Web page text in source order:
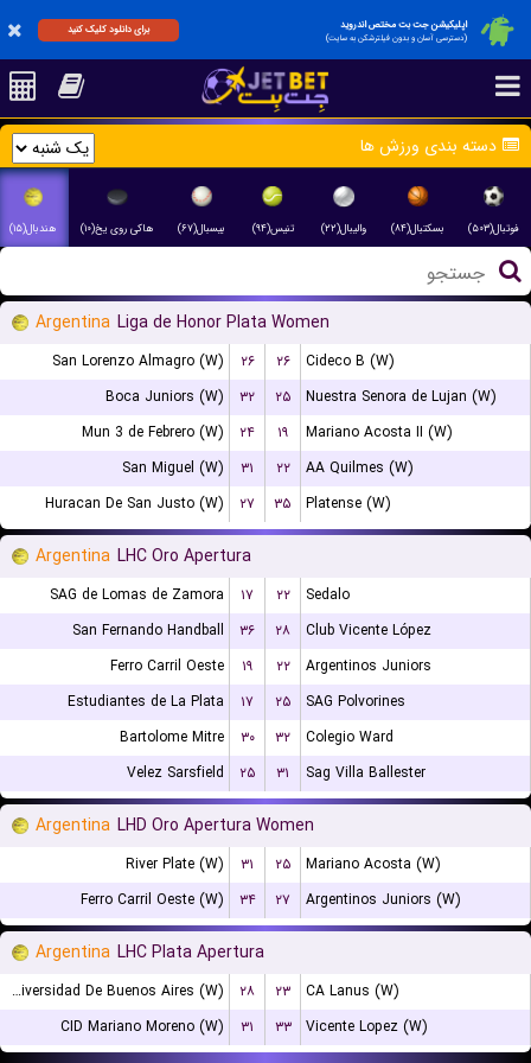
اپلیکیشن جت بت مختص اندروید
(دسترسی آسان و بدون فیلترشکن به سایت)
برای دانلود کلیک کنید
دسته بندی ورزش ها
فوتبال(۵۰۳) بسکتبال(۸۴) والیبال(۲۲) تنیس(۹۴) بیسبال(۶۷) هاکی روی یخ(۱۰) هندبال(۱۵)
Argentina Liga de Honor Plata Women
San Lorenzo Almagro (W) ۲۶ ۲۶
Cideco B (W)
Boca Juniors (W)
۳۲ ۲۵
Nuestra Senora de Lujan (W)
Mun 3 de Febrero (W)
۲۴ ۱۹
Mariano Acosta II (W)
San Miguel (W)
۳۱ ۲۲
AA Quilmes (W)
Huracan De San Justo (W)
۲۷ ۳۵ Platense (W)
Argentina LHC Oro Apertura
SAG de Lomas de Zamora ۱۷ ۲۲
Sedalo
San Fernando Handball
۳۶ ۲۸
Club Vicente López
Ferro Carril Oeste
۱۹ ۲۲
Argentinos Juniors
Estudiantes de La Plata
۱۷ ۲۵
SAG Polvorines
Bartolome Mitre
۳۰ ۳۲
Colegio Ward
Velez Sarsfield
۲۵ ۳۱ Sag Villa Ballester
Argentina LHD Oro Apertura Women
River Plate (W) ۳۱ ۲۵
Mariano Acosta (W)
Ferro Carril Oeste (W)
۳۴ ۲۷ Argentinos Juniors (W)
Argentina LHC Plata Apertura
Universidad De Buenos Aires (W) ۲۸ ۲۳
CA Lanus (W)
CID Mariano Moreno (W)
۳۱ ۳۳ Vicente Lopez (W)